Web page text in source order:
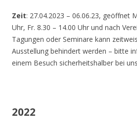
Zeit: 27.04.2023 – 06.06.23, geöffnet
Uhr, Fr. 8.30 – 14.00 Uhr und nach
Tagungen oder Seminare kann
Ausstellung behindert werden – bitte
einem Besuch sicherheitshalber bei
2022